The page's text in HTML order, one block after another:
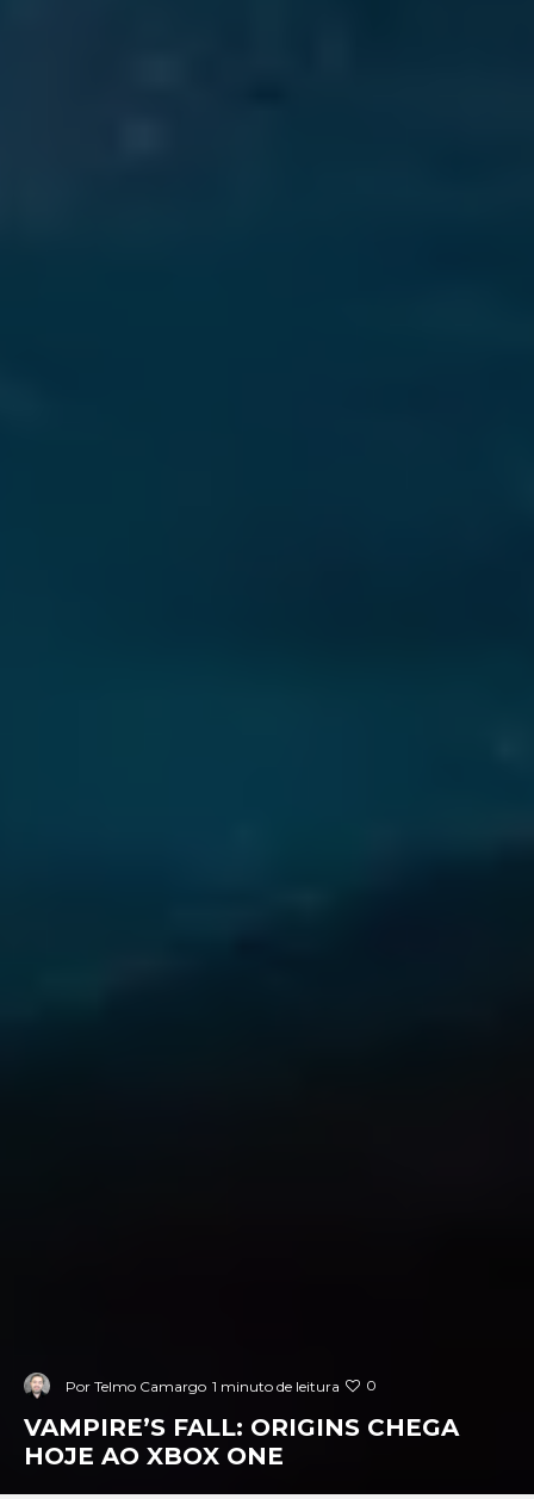
Por Telmo Camargo 1 minuto de leitura 0
VAMPIRE’S FALL: ORIGINS CHEGA
HOJE AO XBOX ONE